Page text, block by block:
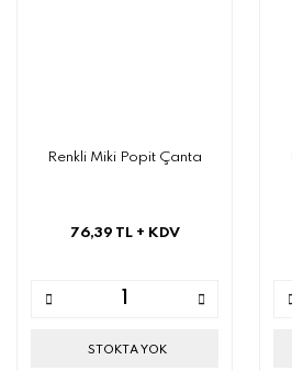
Renkli Miki Popit Çanta
76,39 TL + KDV
STOKTA YOK